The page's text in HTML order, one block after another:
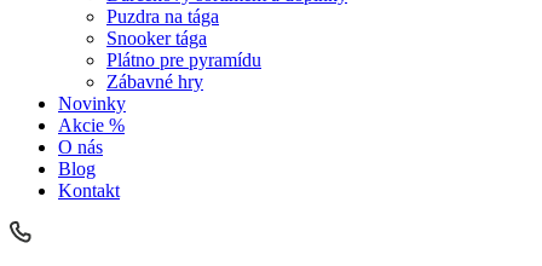
Puzdra na tága
Snooker tága
Plátno pre pyramídu
Zábavné hry
Novinky
Akcie %
O nás
Blog
Kontakt